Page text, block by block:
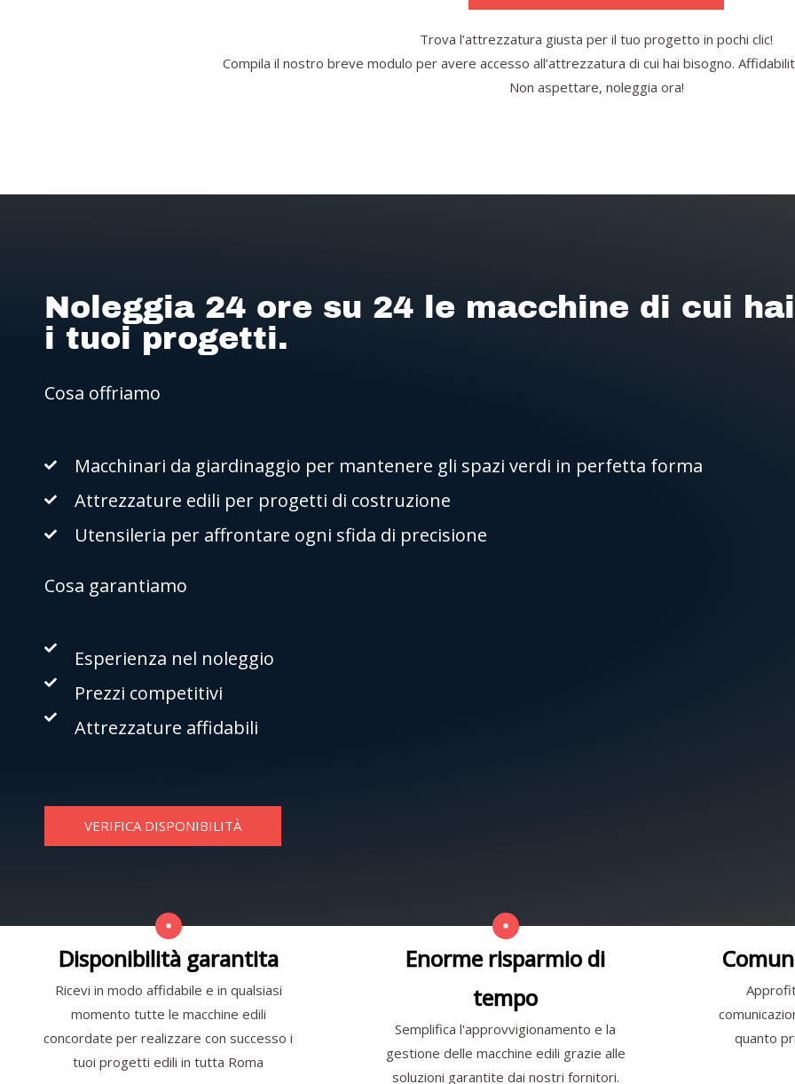
Trova l’attrezzatura giusta per il tuo progetto in pochi clic!
Compila il nostro breve modulo per avere accesso all’attrezzatura di cui hai bisogno.
Non aspettare, noleggia ora!
Noleggia 24 ore su 24 le macchine di cui
i tuoi progetti.
Cosa offriamo
Macchinari da giardinaggio per mantenere gli spazi verdi in perfetta forma
Attrezzature edili per progetti di costruzione
Utensileria per affrontare ogni sfida di precisione
Cosa garantiamo
Esperienza nel noleggio
Prezzi competitivi
Attrezzature affidabili
VERIFICA DISPONIBILITÀ
Disponibilità garantita
Ricevi in modo affidabile e in qualsiasi
momento tutte le macchine edili
concordate per realizzare con successo i
tuoi progetti edili in tutta Roma
Enorme risparmio di
tempo
Semplifica l'approvvigionamento e la
gestione delle macchine edili grazie alle
soluzioni garantite dai nostri fornitori.
quanto